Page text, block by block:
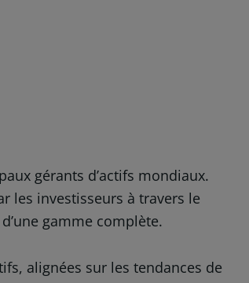
gérants d’actifs mondiaux.
les investisseurs à travers le
gamme complète.
alignées sur les tendances de